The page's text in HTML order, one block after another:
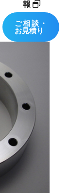
報
ご相談・
お見積り
ル